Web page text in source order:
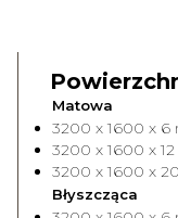
Matowa
3200 x 1600 x 6
3200 x 1600 x
3200 x 1600 x
Błyszcząca